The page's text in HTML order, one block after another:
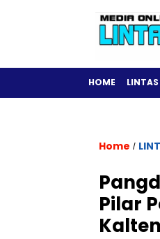
HOME
Home /
Pilar